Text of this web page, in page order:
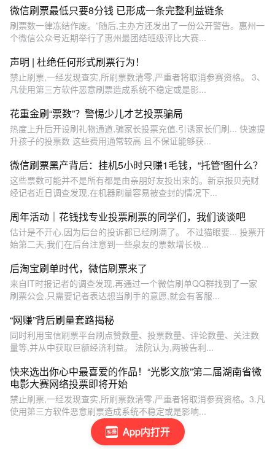
App内打开
微信刷票最低只要8分钱 已形成一条完整利益链条
刷票数一律冻结作废。”随后,主办方还发出了一份公开警告。惠州一
个微信公众号近期举行了惠州最团结班级评比大赛...
声明 | 杜绝任何形式刷票行为！
禁止刷票,一经发现查实,所刷票数清零,严重者将取消参赛资格。 3、
凡使用第三方软件恶意刷票造成系统不稳定或是影...
花重金刷“票数”？警惕少儿才艺投票骗局
热度上升后开设刷礼物通道,骗家长投票充值,引诱家长们刷... 快速提
升孩子的投票数 这些费用通常较高 且不保证能够获...
微信刷票黑产背后：挂机5小时只赚1毛钱，“托管”图什么？
这些票数可能并不是所有都是由亲朋好友投出来的。新京报贝壳财
经记者近日调查发现,在机器刷量容易被查封的情况下...
周年活动｜花钱找专业投票刷票的同学们，我们谈谈吧
估计是不开心,因为后台的投诉都已经刷满了。 不过猫眼要... 投票开
始第二天,我们在后台注意到一些泉友的票数增长极...
后淘宝刷单时代，微信刷票来了
来自IT时报记者的调查发现,再通过一个微信刷单QQ群找到了一家
刷票公会,只需要记者表达想当刷手的意愿,就会有客服...
“网赚”背后刷量套路揭秘
同时利用宝信刷票平台刷点赞数量、投票数量、评论数量、关注数
量等,并从中获取巨额经济利益。 法院认为,两被告利...
快来选出你心中最喜爱的作品！“光影文旅”第二届湖南省微
电影大赛网络投票即将开始
禁止刷票,一经发现查实,所刷票数清零,严重者将取消参赛资格。3.凡
使用第三方软件恶意刷票造成系统不稳定或是影响...